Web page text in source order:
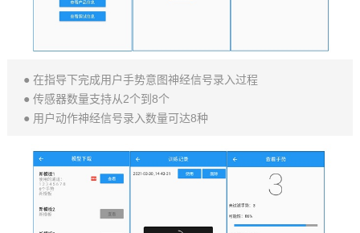
● 在指导下完成用户手势意图神经信号录入过程
● 传感器数量支持从2个到8个
● 用户动作神经信号录入数量可达8种